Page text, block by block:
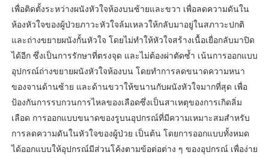
เพื่อติดตั้งระหว่างผนังหัวใจห้องบนซ้ายและขวา เพื่อลดความดันใน
ห้องหัวใจของผู้ป่วยภาวะหัวใจล้มเหลวให้กลับมาอยู่ในสภาวะปกติ
และถ่างขยายผนังกั้นหัวใจ โดยไม่ทำให้หัวใจสร้างเนื้อเยื่อกลับมาปิด
ได้อีก ซึ่งเป็นการรักษาที่ตรงจุด และไม่ต้องผ่าตัดซ้ำ เน้นการออกแบบ
อุปกรณ์ถ่างขยายผนังหัวใจห้องบน โดยทำการลดขนาดความหนา
ของจานด้านซ้าย และด้านขวาให้ขนานกับผนังหัวใจมากที่สุด เพื่อ
ป้องกันการรบกวนการไหลของเลือดซึ่งเป็นสาเหตุของการเกิดลิ่ม
เลือด การออกแบบขนาดของรูบนอุปกรณ์ที่มีความเหมาะสมสำหรับ
การลดความดันในหัวใจของผู้ป่วย เป็นต้น โดยการออกแบบทั้งหมด
ได้ออกแบบให้อุปกรณ์มีส่วนโค้งตามข้อต่อต่าง ๆ ของอุปกรณ์ เพื่อง่าย